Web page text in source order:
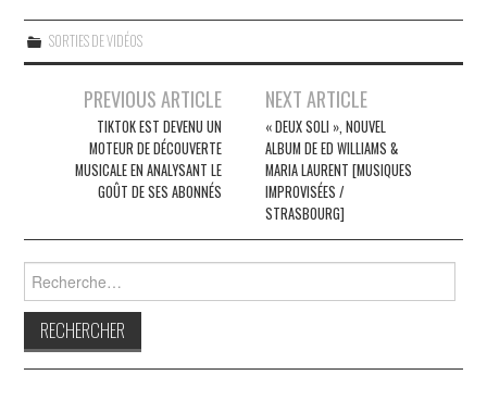
SORTIES DE VIDÉOS
Navigation
articles
PREVIOUS ARTICLE
TIKTOK EST DEVENU UN
MOTEUR DE DÉCOUVERTE
MUSICALE EN ANALYSANT LE
GOÛT DE SES ABONNÉS
NEXT ARTICLE
« DEUX SOLI », NOUVEL
ALBUM DE ED WILLIAMS &
MARIA LAURENT [MUSIQUES
IMPROVISÉES /
STRASBOURG]
Rechercher :